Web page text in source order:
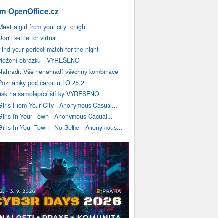
OpenOffice.cz
a girl from your city tonight
settle for virtual
your perfect match for the night
obrázku - VYŘEŠENO
Vše nenahradí všechny kombinace
pod čarou u LO 25.2
na samolepící štítky VYŘEŠENO
From Your City - Anonymous Casual...
In Your Town - Anonymous Cacual...
In Your Town - No Selfie - Anonymous...